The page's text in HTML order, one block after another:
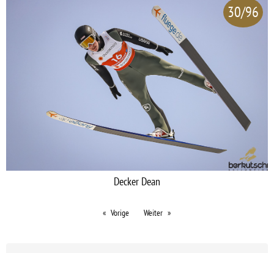
30/96
Decker Dean
Vorige Weiter